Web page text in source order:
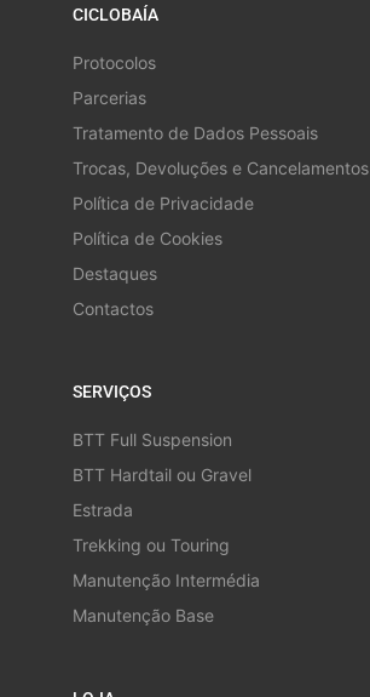
CICLOBAÍA
Protocolos
Parcerias
Tratamento de Dados Pessoais
Trocas, Devoluções e Cancelamentos
Política de Privacidade
Política de Cookies
Destaques
Contactos
SERVIÇOS
BTT Full Suspension
BTT Hardtail ou Gravel
Estrada
Trekking ou Touring
Manutenção Intermédia
Manutenção Base